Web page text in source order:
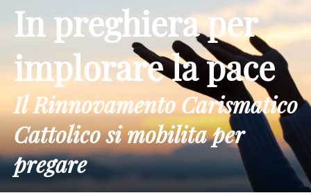
In preghiera per
implorare la pace
Il Rinnovamento Carismatico
Cattolico si mobilita per
pregare